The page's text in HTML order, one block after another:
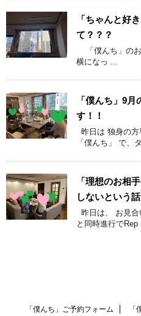
「ちゃんと好
て？？？
「僕んち」のお
横になっ ...
「僕んち」9
す！！
昨日は 独身の
「僕んち」 で、ダ
「理想のお相
しないという話
昨日は、 お見
と同時進行でRep
「僕んち」ご予約フォーム 「